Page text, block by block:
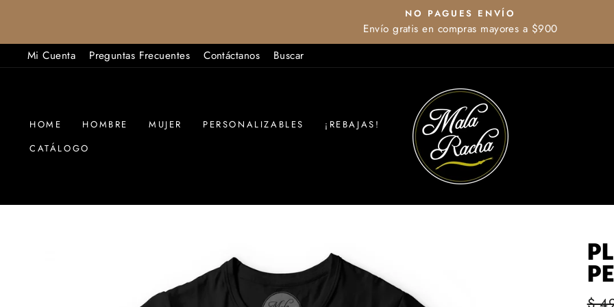
al
contenido
diapositivas
NO PAGUES ENVÍO
Envío gratis en compras mayores a $900
Mi Cuenta
Preguntas Frecuentes Contáctanos Buscar
HOME HOMBRE MUJER PERSONALIZABLES
¡REBAJAS!
CATÁLOGO